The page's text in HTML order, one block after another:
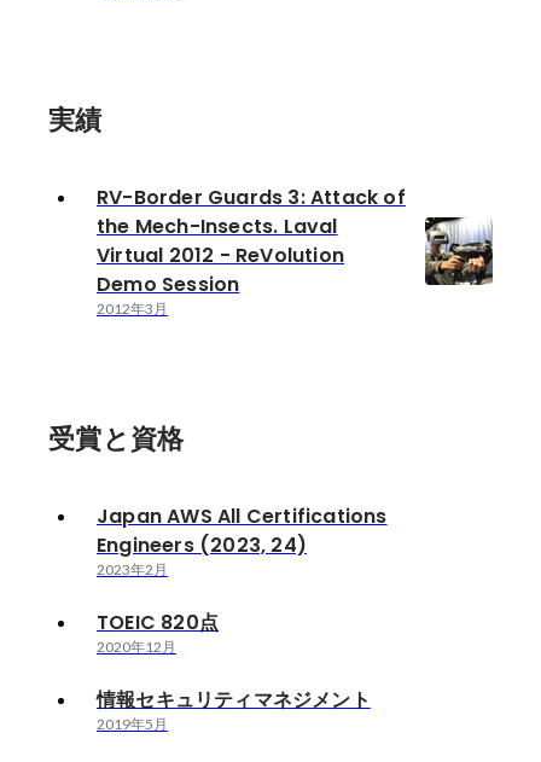
実績
RV-Border Guards 3: Attack of
the Mech-Insects. Laval
Virtual 2012 - ReVolution
Demo Session
2012年3月
受賞と資格
Japan AWS All Certifications
Engineers (2023, 24)
2023年2月
TOEIC 820点
2020年12月
情報セキュリティマネジメント
2019年5月